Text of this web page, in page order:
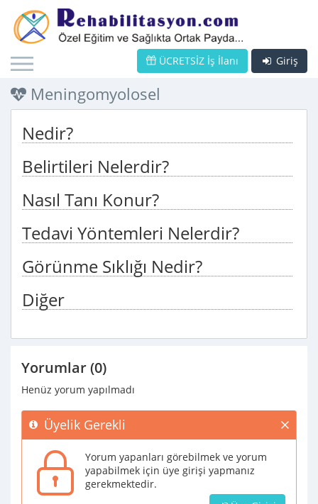
Giriş
ÜCRETSİZ İş İlanı
Meningomyolosel
Nedir?
Belirtileri Nelerdir?
Nasıl Tanı Konur?
Tedavi Yöntemleri Nelerdir?
Görünme Sıklığı Nedir?
Diğer
Yorumlar (0)
Henüz yorum yapılmadı
Üyelik Gerekli
Yorum yapanları görebilmek ve yorum
yapabilmek için üye girişi yapmanız
gerekmektedir.